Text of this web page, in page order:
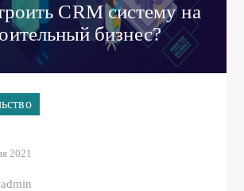
CRM систему на
бизнес?
2021